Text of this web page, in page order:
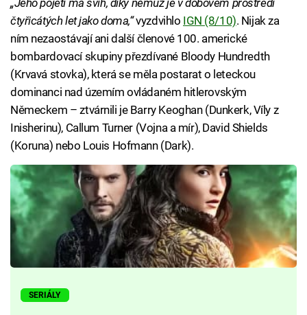
„Jeho pojetí má švih, díky němuž je v dobovém prostředí
čtyřicátých let jako doma,“vyzdvihlo IGN (8/10). Nijak za
ním nezaostávají ani další členové 100. americké
bombardovací skupiny přezdívané Bloody Hundredth
(Krvavá stovka), která se měla postarat o leteckou
dominanci nad územím ovládaném hitlerovským
Německem – ztvárnili je Barry Keoghan (Dunkerk, Víly z
Inisherinu), Callum Turner (Vojna a mír), David Shields
(Koruna) nebo Louis Hofmann (Dark).
SERIÁLY